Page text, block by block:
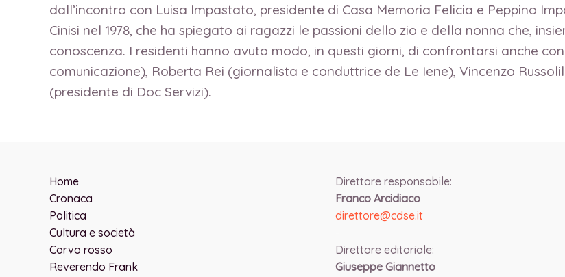
dall’incontro con Luisa Impastato, presidente di Casa Memoria Felicia e Peppino
Cinisi nel 1978, che ha spiegato ai ragazzi le passioni dello zio e della nonna che,
conoscenza. I residenti hanno avuto modo, in questi giorni, di confrontarsi anche
comunicazione), Roberta Rei (giornalista e conduttrice de Le Iene), Vincenzo
(presidente di Doc Servizi).
Home
Cronaca
Politica
Cultura e società
Corvo rosso
Reverendo Frank
Direttore responsabile:
Franco Arcidiaco
direttore@cdse.it
Direttore editoriale:
Giuseppe Giannetto